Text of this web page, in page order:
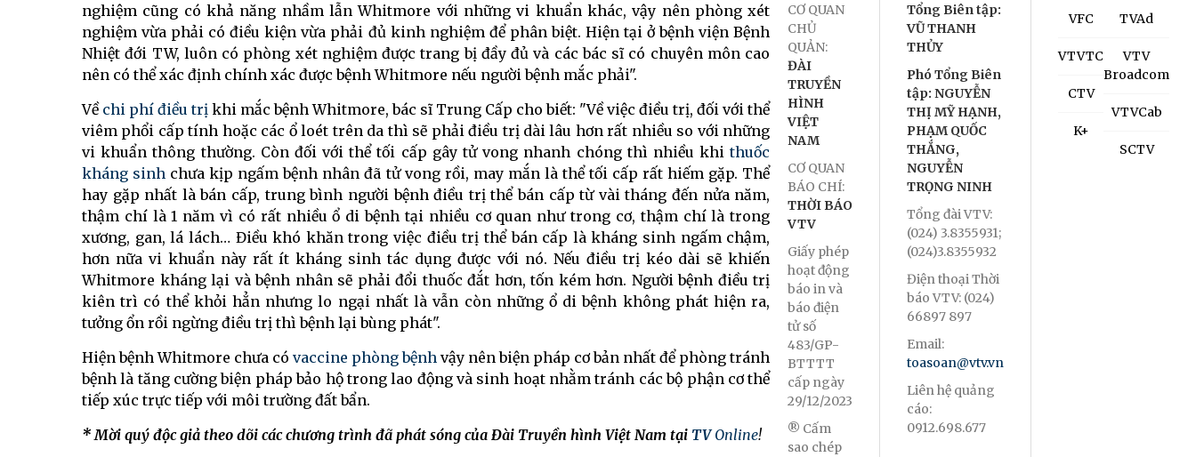
nghiệm cũng có khả năng nhầm lẫn Whitmore với những vi khuẩn khác, vậy nên phòng xét
nghiệm vừa phải có điều kiện vừa phải đủ kinh nghiệm để phân biệt. Hiện tại ở bệnh viện Bệnh
Nhiệt đới TW, luôn có phòng xét nghiệm được trang bị đầy đủ và các bác sĩ có chuyên môn cao
nên có thể xác định chính xác được bệnh Whitmore nếu người bệnh mắc phải".
Về chi phí điều trị khi mắc bệnh Whitmore, bác sĩ Trung Cấp cho biết: "Về việc điều trị, đối với thể
viêm phổi cấp tính hoặc các ổ loét trên da thì sẽ phải điều trị dài lâu hơn rất nhiều so với những
vi khuẩn thông thường. Còn đối với thể tối cấp gây tử vong nhanh chóng thì nhiều khithuốc
kháng sinh chưa kịp ngấm bệnh nhân đã tử vong rồi, may mắn là thể tối cấp rất hiếm gặp. Thể
hay gặp nhất là bán cấp, trung bình người bệnh điều trị thể bán cấp từ vài tháng đến nửa năm,
thậm chí là 1 năm vì có rất nhiều ổ di bệnh tại nhiều cơ quan như trong cơ, thậm chí là trong
xương, gan, lá lách… Điều khó khăn trong việc điều trị thể bán cấp là kháng sinh ngấm chậm,
hơn nữa vi khuẩn này rất ít kháng sinh tác dụng được với nó. Nếu điều trị kéo dài sẽ khiến
Whitmore kháng lại và bệnh nhân sẽ phải đổi thuốc đắt hơn, tốn kém hơn. Người bệnh điều trị
kiên trì có thể khỏi hẳn nhưng lo ngại nhất là vẫn còn những ổ di bệnh không phát hiện ra,
tưởng ổn rồi ngừng điều trị thì bệnh lại bùng phát".
Hiện bệnh Whitmore chưa cóvaccine phòng bệnh vậy nên biện pháp cơ bản nhất để phòng tránh
bệnh là tăng cường biện pháp bảo hộ trong lao động và sinh hoạt nhằm tránh các bộ phận cơ thể
tiếp xúc trực tiếp với môi trường đất bẩn.
* Mời quý độc giả theo dõi các chương trình đã phát sóng của Đài Truyền hình Việt Nam tại TVOnline!
CƠ QUAN
CHỦ
QUẢN:
ĐÀI
TRUYỀN
HÌNH
VIỆT
NAM
CƠ QUAN
BÁO CHÍ:
THỜI BÁO
VTV
Giấy phép
hoạt động
báo in và
báo điện
tử số
483/GP-
BTTTT
cấp ngày
29/12/2023
® Cấm
sao chép
Tổng Biên tập:
VŨ THANH
THỦY
Phó Tổng Biên
tập: NGUYỄN
THỊ MỸ HẠNH,
PHẠM QUỐC
THẮNG,
NGUYỄN
TRỌNG NINH
Tổng đài VTV:
(024) 3.8355931;
(024)3.8355932
Điện thoại Thời
báo VTV: (024)
66897 897
Email:
toasoan@vtv.vn
Liên hệ quảng
cáo:
0912.698.677
VFC
VTVTC
CTV
K+
TVAd
VTV
Broadcom
VTVCab
SCTV